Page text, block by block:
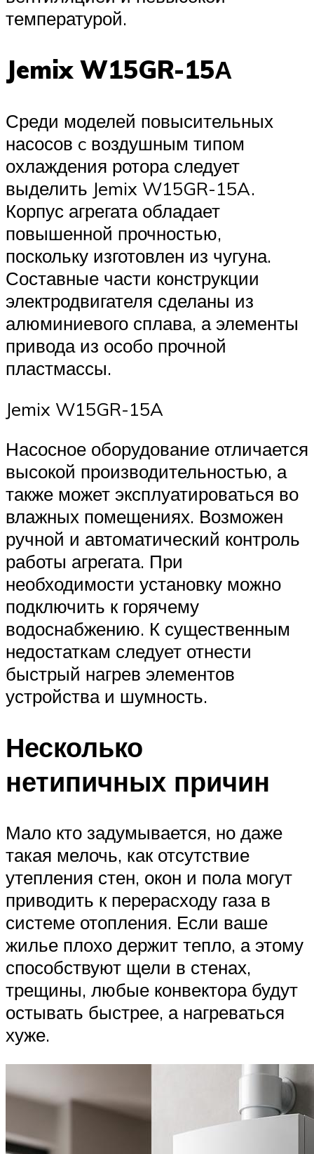
температурой.
Jemix W15GR-15А
Среди моделей повысительных
насосов c воздушным типом
охлаждения ротора следует
выделить Jemix W15GR-15A.
Корпус агрегата обладает
повышенной прочностью,
поскольку изготовлен из чугуна.
Составные части конструкции
электродвигателя сделаны из
алюминиевого сплава, а элементы
привода из особо прочной
пластмассы.
Jemix W15GR-15A
Насосное оборудование отличается
высокой производительностью, а
также может эксплуатироваться во
влажных помещениях. Возможен
ручной и автоматический контроль
работы агрегата. При
необходимости установку можно
подключить к горячему
водоснабжению. К существенным
недостаткам следует отнести
быстрый нагрев элементов
устройства и шумность.
Несколько
нетипичных причин
Мало кто задумывается, но даже
такая мелочь, как отсутствие
утепления стен, окон и пола могут
приводить к перерасходу газа в
системе отопления. Если ваше
жилье плохо держит тепло, а этому
способствуют щели в стенах,
трещины, любые конвектора будут
остывать быстрее, а нагреваться
хуже.